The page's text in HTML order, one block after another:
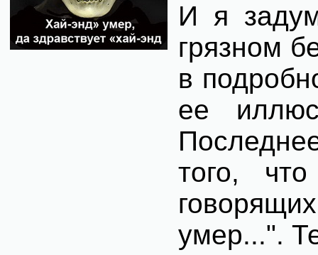
И я
грязном
в
ее
того,
умер...".